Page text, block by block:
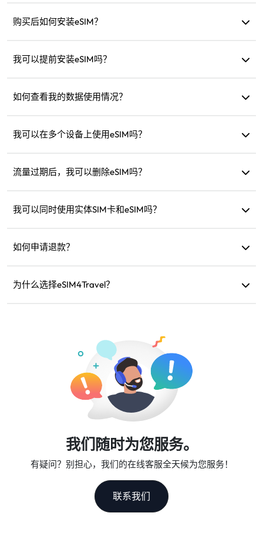
同。
购买后如何安装eSIM？
我可以提前安装eSIM吗？
启用使用。
如何查看我的数据使用情况？
我可以在多个设备上使用eSIM吗？
系客户支持。
流量过期后，我可以删除eSIM吗？
使用。
我可以同时使用实体SIM卡和eSIM吗？
额外的漫游费用。
如何申请退款？
请退款。退款将在5-7个工作日内退回原支付账户。
为什么选择eSIM4Travel？
我们随时为您服务。
有疑问？别担心，我们的在线客服全天候为您服务！
联系我们